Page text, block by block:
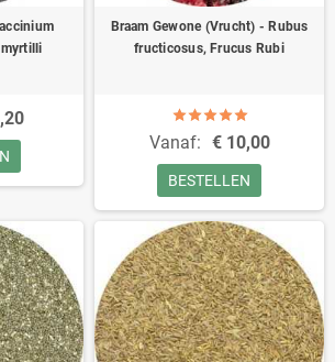
Braam Gewone (Vrucht) - Rubus
fructicosus, Frucus Rubi
Vanaf: € 10,00
BESTELLEN